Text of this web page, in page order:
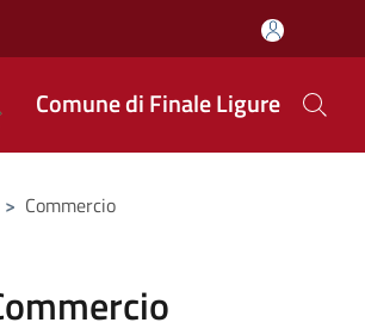
Comune di Finale Ligure
> Commercio